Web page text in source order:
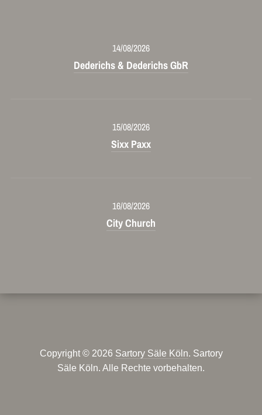
14/08/2026
Dederichs & Dederichs GbR
15/08/2026
Sixx Paxx
16/08/2026
City Church
Copyright © 2026 Sartory Säle Köln. Sartory
Säle Köln. Alle Rechte vorbehalten.